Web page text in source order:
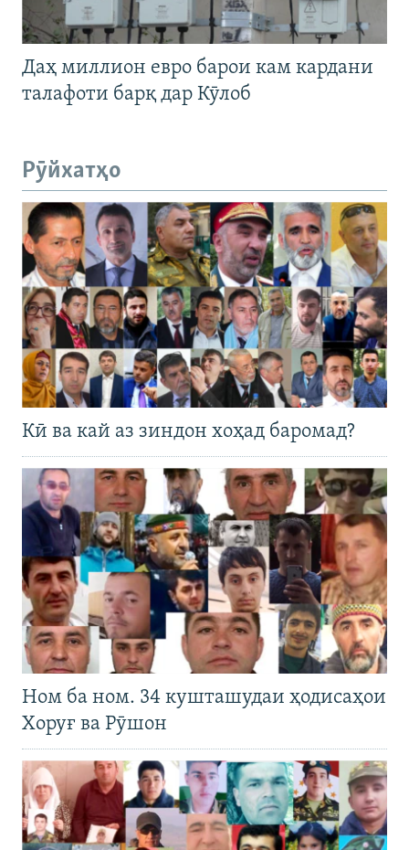
Даҳ миллион евро барои кам кардани
талафоти барқ дар Кӯлоб
Рӯйхатҳо
Кӣ ва кай аз зиндон хоҳад баромад?
Ном ба ном. 34 кушташудаи ҳодисаҳои
Хоруғ ва Рӯшон